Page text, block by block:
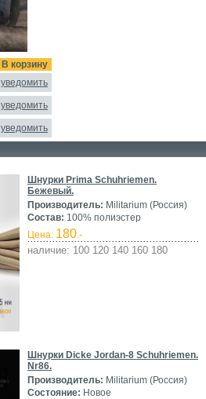
В корзину
уведомить
уведомить
уведомить
Шнурки Prima Schuhriemen.
Бежевый.
Производитель: Militarium (Россия)
Состав: 100% полиэстер
Цена: 180.-
наличие: 100 120 140 160 180
Шнурки Dicke Jordan-8 Schuhriemen.
Nr86.
Производитель: Militarium (Россия)
Состояние: Новое